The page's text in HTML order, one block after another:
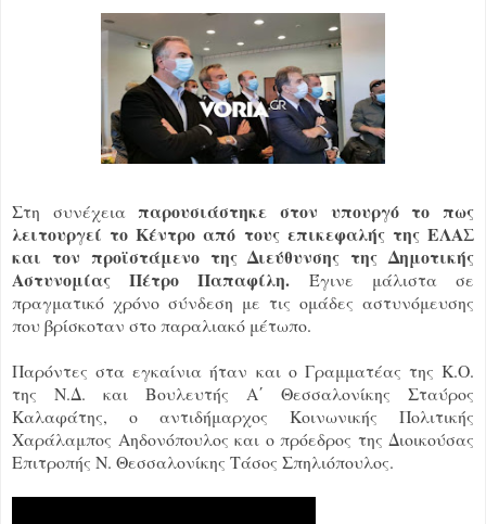
Στη συνέχεια παρουσιάστηκε στον υπουργό το πως
λειτουργεί το Κέντρο από τους επικεφαλής της ΕΛΑΣ
και τον προϊστάμενο της Διεύθυνσης της Δημοτικής
Αστυνομίας Πέτρο Παπαφίλη. Έγινε μάλιστα σε
πραγματικό χρόνο σύνδεση με τις ομάδες αστυνόμευσης
που βρίσκοταν στο παραλιακό μέτωπο.
Παρόντες στα εγκαίνια ήταν και ο Γραμματέας της Κ.Ο.
της Ν.Δ. και Βουλευτής Α΄ Θεσσαλονίκης Σταύρος
Καλαφάτης, ο αντιδήμαρχος Κοινωνικής Πολιτικής
Χαράλαμπος Αηδονόπουλος και ο πρόεδρος της Διοικούσας
Επιτροπής Ν. Θεσσαλονίκης Τάσος Σπηλιόπουλος.